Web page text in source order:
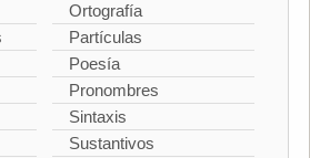
Ortografía
Partículas
Poesía
Pronombres
Sintaxis
Sustantivos